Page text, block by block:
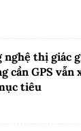
nghệ thị giác
cần GPS vẫn
tiêu